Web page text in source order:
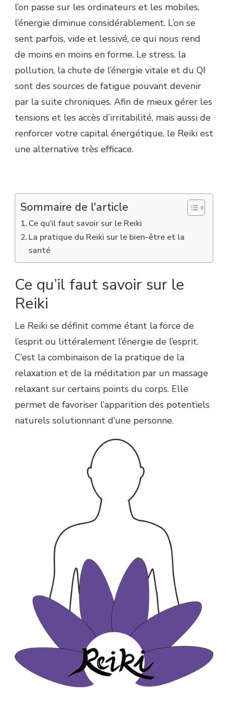
l’on passe sur les ordinateurs et les mobiles,
l’énergie diminue considérablement. L’on se
sent parfois, vide et lessivé, ce qui nous rend
de moins en moins en forme. Le stress, la
pollution, la chute de l’énergie vitale et du QI
sont des sources de fatigue pouvant devenir
par la suite chroniques. Afin de mieux gérer les
tensions et les accès d’irritabilité, mais aussi de
renforcer votre capital énergétique, le Reiki est
une alternative très efficace.
Sommaire de l'article
Ce qu’il faut savoir sur le Reiki
La pratique du Reiki sur le bien-être et la
santé
Ce qu’il faut savoir sur le
Reiki
Le Reiki se définit comme étant la force de
l’esprit ou littéralement l’énergie de l’esprit.
C’est la combinaison de la pratique de la
relaxation et de la méditation par un massage
relaxant sur certains points du corps. Elle
permet de favoriser l’apparition des potentiels
naturels solutionnant d’une personne.